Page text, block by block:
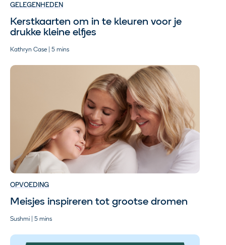
GELEGENHEDEN
Kerstkaarten om in te kleuren voor je
drukke kleine elfjes
Kathryn Case | 5 mins
OPVOEDING
Meisjes inspireren tot grootse dromen
Sushmi | 5 mins